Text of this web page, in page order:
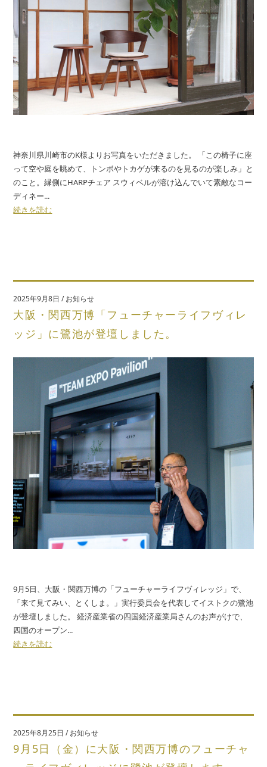
神奈川県川崎市のK様よりお写真をいただきました。 「この椅子に座
って空や庭を眺めて、トンボやトカゲが来るのを見るのが楽しみ」と
のこと。縁側にHARPチェア スウィベルが溶け込んでいて素敵なコー
ディネー...
続きを読む
2025年9月8日 /お知らせ
大阪・関西万博「フューチャーライフヴィレ
ッジ」に鷺池が登壇しました。
9月5日、大阪・関西万博の「フューチャーライフヴィレッジ」で、
「来て見てみい、とくしま。」実行委員会を代表してイストクの鷺池
が登壇しました。 経済産業省の四国経済産業局さんのお声がけで、
四国のオープン...
続きを読む
2025年8月25日 /お知らせ
9月5日（金）に大阪・関西万博のフューチャ